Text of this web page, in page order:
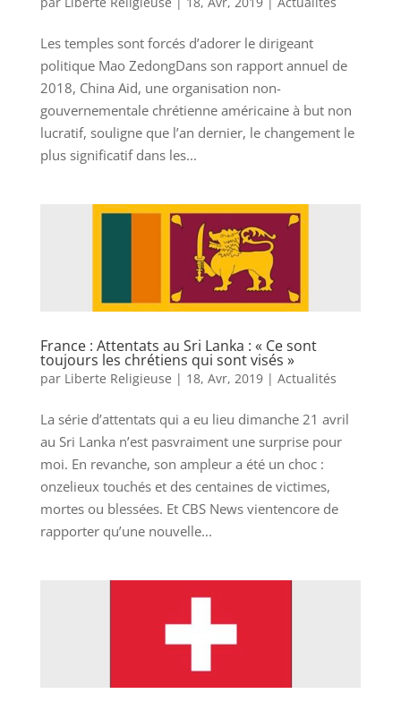
Les temples sont forcés d’adorer le dirigeant
politique Mao ZedongDans son rapport annuel de
2018, China Aid, une organisation non-
gouvernementale chrétienne américaine à but non
lucratif, souligne que l’an dernier, le changement le
plus significatif dans les...
France : Attentats au Sri Lanka : « Ce sont
toujours les chrétiens qui sont visés »
par Liberte Religieuse | 18, Avr, 2019| Actualités
La série d’attentats qui a eu lieu dimanche 21 avril
au Sri Lanka n’est pasvraiment une surprise pour
moi. En revanche, son ampleur a été un choc :
onzelieux touchés et des centaines de victimes,
mortes ou blessées. Et CBS News vientencore de
rapporter qu’une nouvelle...